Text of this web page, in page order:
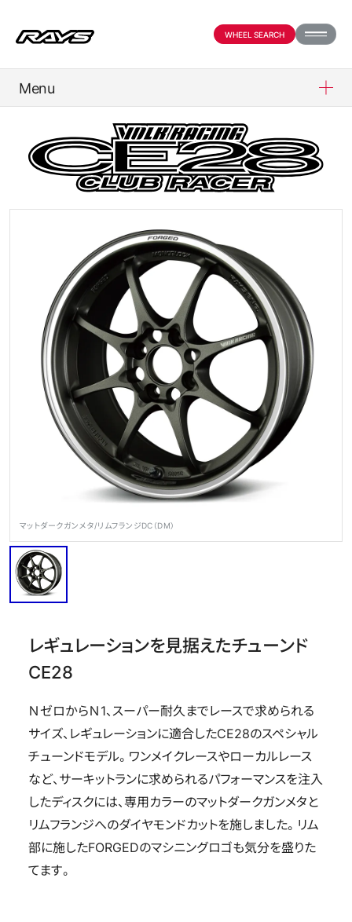
WHEEL SEARCH
Menu
PRODUCTS
ABOUT
PARTNER SHOP
NEWS
OFFICIAL SNS
Store
マットダークガンメタ/リムフランジDC（DM）
レギュレーションを見据えたチューンド
CE28
ＮゼロからＮ1、スーパー耐久までレースで求められる
サイズ、レギュレーションに適合したCE28のスペシャル
チューンドモデル。ワンメイクレースやローカルレース
など、サーキットランに求められるパフォーマンスを注入
したディスクには、専用カラーのマットダークガンメタと
リムフランジへのダイヤモンドカットを施しました。リム
部に施したFORGEDのマシニングロゴも気分を盛りた
てます。